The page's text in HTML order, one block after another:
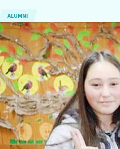
ALUMNI